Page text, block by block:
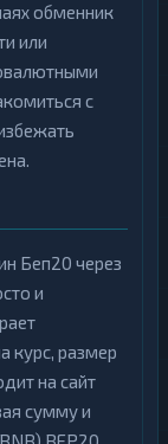
обменник
или
с
Беп20 через
и
курс, размер
на сайт
сумму и